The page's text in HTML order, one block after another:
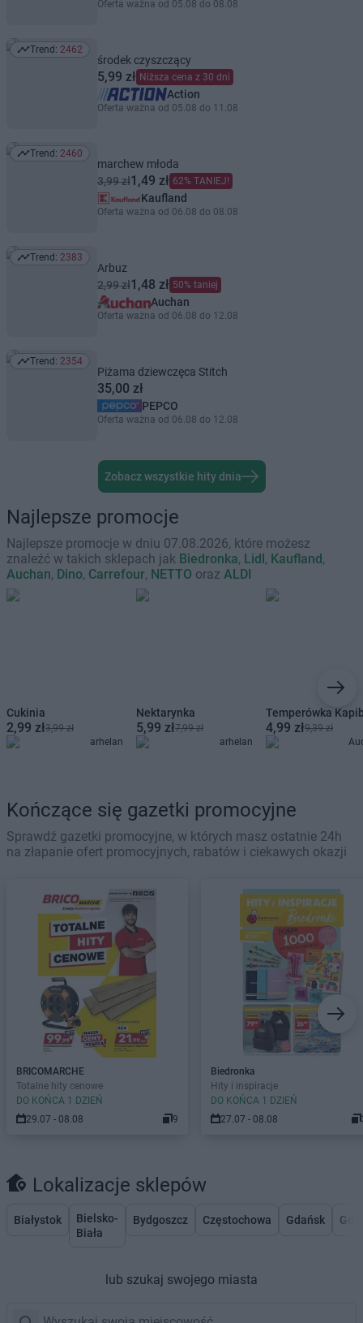
Oferta ważna od 05.08 do 08.08
Trend: 2462
Trend: 2462
środek czyszczący
5,99 zł Niższa cena z 30 dni
Action
Oferta ważna od 05.08 do 11.08
Trend: 2460
Trend: 2460
marchew młoda
3,99 zł1,49 zł 62% TANIEJ!
Kaufland
Oferta ważna od 06.08 do 08.08
Trend: 2383
Trend: 2383
Arbuz
2,99 zł1,48 zł 50% taniej
Auchan
Oferta ważna od 06.08 do 12.08
Trend: 2354
Trend: 2354
Piżama dziewczęca Stitch
35,00 zł
PEPCO
Oferta ważna od 06.08 do 12.08
Zobacz wszystkie hity dnia
Najlepsze promocje
Najlepsze promocje w dniu 07.08.2026, które możesz
znaleźć w takich sklepach jak Biedronka, Lidl, Kaufland,
Auchan, Dino, Carrefour, NETTO oraz ALDI
Cukinia
2,99 zł3,99 zł
arhelan
Nektarynka
5,99 zł7,99 zł
arhelan
Temperówka
4,99 zł9,39 zł
Kończące się gazetki promocyjne
Sprawdź gazetki promocyjne, w których masz ostatnie 24h
na złapanie ofert promocyjnych, rabatów i ciekawych okazji
BRICOMARCHE
Totalne hity cenowe
DO KOŃCA 1 DZIEŃ
29.07 - 08.08
9
Biedronka
Hity i inspiracje
DO KOŃCA 1 DZIEŃ
27.07 - 08.08
Lokalizacje sklepów
Białystok
Bielsko-
Biała
Bydgoszcz Częstochowa Gdańsk
lub szukaj swojego miasta